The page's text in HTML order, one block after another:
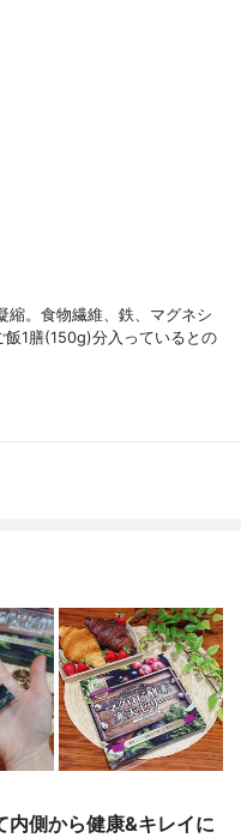
縮。食物繊維、鉄、マグネシ
1膳(150g)分入っているとの
内側から健康&キレイに